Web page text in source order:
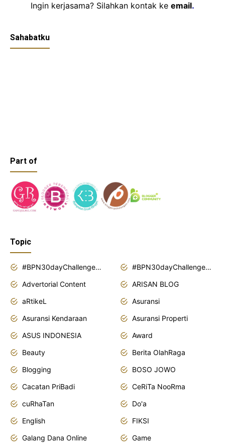
Ingin kerjasama? Silahkan kontak ke email.
Sahabatku
Part of
Topic
#BPN30dayChallenge2018
#BPN30dayChallenge2019
Advertorial Content
ARISAN BLOG
aRtikeL
Asuransi
Asuransi Kendaraan
Asuransi Properti
ASUS INDONESIA
Award
Beauty
Berita OlahRaga
Blogging
BOSO JOWO
Cacatan PriBadi
CeRiTa NooRma
cuRhaTan
Do'a
English
FIKSI
Galang Dana Online
Game